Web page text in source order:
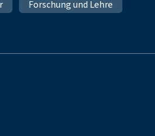
Forschung und Lehre